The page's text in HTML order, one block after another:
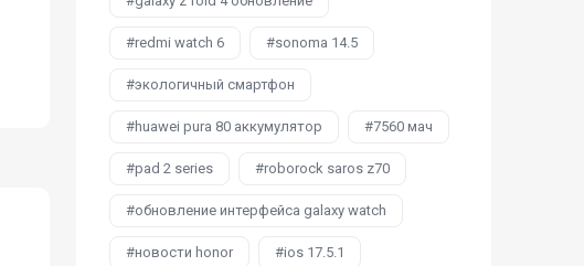
redmi watch 6 sonoma 14.5
экологичный смартфон
huawei pura 80 аккумулятор 7560 мач
pad 2 series roborock saros z70
обновление интерфейса galaxy watch
новости honor ios 17.5.1